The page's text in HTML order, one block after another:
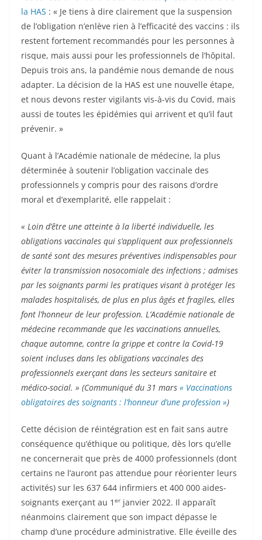
la HAS : « Je tiens à dire clairement que la suspension
de l’obligation n’enlève rien à l’efficacité des vaccins : ils
restent fortement recommandés pour les personnes à
risque, mais aussi pour les professionnels de l’hôpital.
Depuis trois ans, la pandémie nous demande de nous
adapter. La décision de la HAS est une nouvelle étape,
et nous devons rester vigilants vis-à-vis du Covid, mais
aussi de toutes les épidémies qui arrivent et qu’il faut
prévenir. »
Quant à l’Académie nationale de médecine, la plus
déterminée à soutenir l’obligation vaccinale des
professionnels y compris pour des raisons d’ordre
moral et d’exemplarité, elle rappelait :
« Loin d’être une atteinte à la liberté individuelle, les
obligations vaccinales qui s’appliquent aux professionnels
de santé sont des mesures préventives indispensables pour
éviter la transmission nosocomiale des infections ; admises
par les soignants parmi les pratiques visant à protéger les
malades hospitalisés, de plus en plus âgés et fragiles, elles
font l’honneur de leur profession. L’Académie nationale de
médecine recommande que les vaccinations annuelles,
chaque automne, contre la grippe et contre la Covid-19
soient incluses dans les obligations vaccinales des
professionnels exerçant dans les secteurs sanitaire et
médico-social. » (Communiqué du 31 mars « Vaccinations
obligatoires des soignants : l’honneur d’une profession »)
Cette décision de réintégration est en fait sans autre
conséquence qu’éthique ou politique, dès lors qu’elle
ne concernerait que près de 4000 professionnels (dont
certains ne l’auront pas attendue pour réorienter leurs
activités) sur les 637 644 infirmiers et 400 000 aides-
soignants exerçant au 1 er janvier 2022. Il apparaît
néanmoins clairement que son impact dépasse le
champ d’une procédure administrative. Elle éveille des